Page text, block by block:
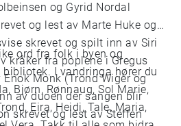
og Gyrid Nordal
og lest av Marte Huke og
skrevet og spilt inn av Siri
kråker fra poplene i Gregus
av duoen der sangen blir
skrevet og lest av Steffen
ord fra folk i byen og
bibliotek. I vandringa hører du
Bjørn, Rønnaug, Sol Marie,
Eira, Heidi, Tale, Maria,